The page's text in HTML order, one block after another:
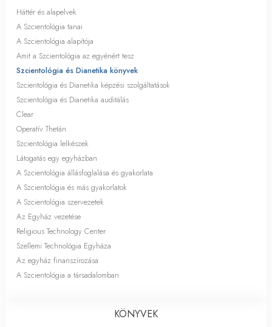
Háttér és alapelvek
A Szcientológia tanai
A Szcientológia alapítója
Amit a Szcientológia az egyénért tesz
Szcientológia és Dianetika könyvek
Szcientológia és Dianetika képzési szolgáltatások
Szcientológia és Dianetika auditálás
Clear
Operatív Thetán
Szcientológia lelkészek
Látogatás egy egyházban
A Szcientológia állásfoglalása és gyakorlata
A Szcientológia és más gyakorlatok
A Szcientológia szervezetek
Az Egyház vezetése
Religious Technology Center
Szellemi Technológia Egyháza
Az egyház finanszírozása
A Szcientológia a társadalomban
KÖNYVEK